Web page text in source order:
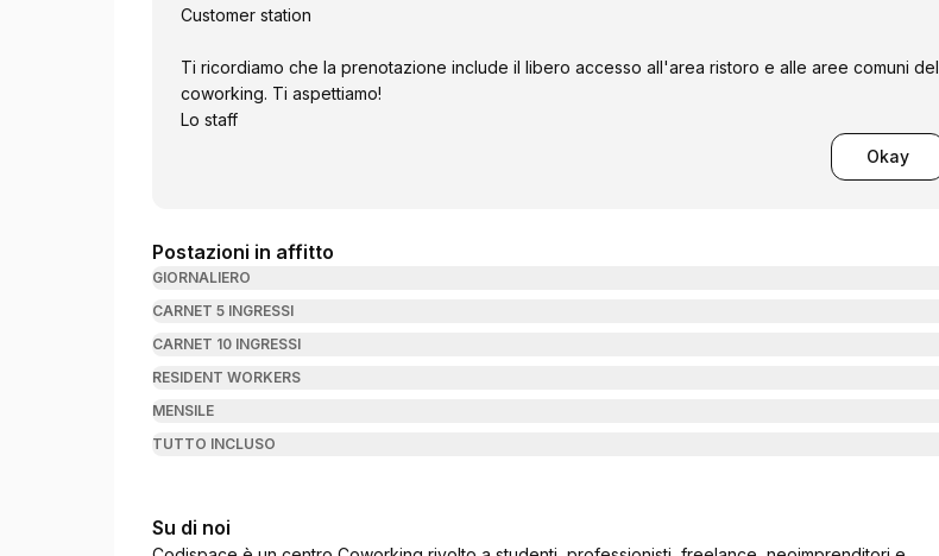
Customer station
Ti ricordiamo che la prenotazione include il libero accesso all'area ristoro e alle aree comuni del
coworking. Ti aspettiamo!
Lo staff
Okay
Postazioni in affitto
GIORNALIERO
CARNET 5 INGRESSI
CARNET 10 INGRESSI
RESIDENT WORKERS
MENSILE
TUTTO INCLUSO
Su di noi